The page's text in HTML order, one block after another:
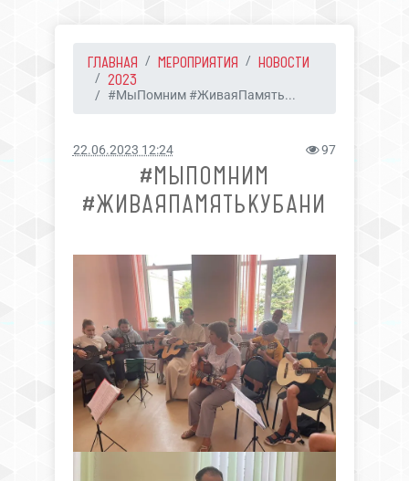
ГЛАВНАЯ МЕРОПРИЯТИЯ
НОВОСТИ
2023
#МыПомним #ЖиваяПамять...
22.06.2023 12:24 97
#МЫПОМНИМ
#ЖИВАЯПАМЯТЬКУБАНИ